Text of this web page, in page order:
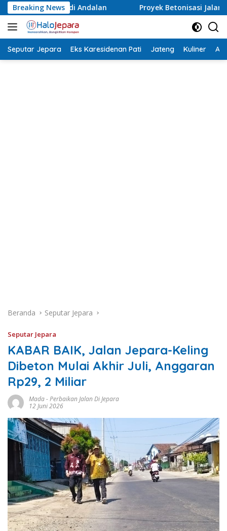
Langsung
ke
konten
Breaking News
Proyek Betonisasi Jalan Rusak Parah di Sekuro Mlonggo
Seputar Jepara Eks Karesidenan Pati Jateng Kuliner
Beranda Seputar Jepara
Seputar Jepara
KABAR BAIK, Jalan Jepara-Keling
Dibeton Mulai Akhir Juli, Anggaran
Rp29, 2 Miliar
Mada-Perbaikan Jalan Di Jepara
12 Juni 2026